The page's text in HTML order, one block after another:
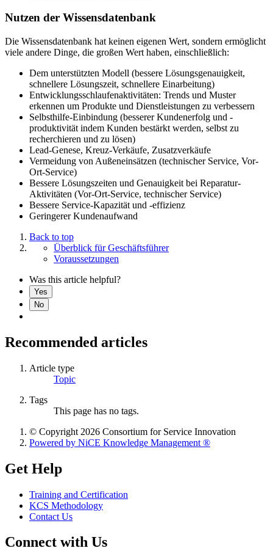
Nutzen der Wissensdatenbank
Die Wissensdatenbank hat keinen eigenen Wert, sondern ermöglicht
viele andere Dinge, die großen Wert haben, einschließlich:
Dem unterstützten Modell (bessere Lösungsgenauigkeit,
schnellere Lösungszeit, schnellere Einarbeitung)
Entwicklungsschlaufenaktivitäten: Trends und Muster
erkennen um Produkte und Dienstleistungen zu verbessern
Selbsthilfe-Einbindung (besserer Kundenerfolg und -
produktivität indem Kunden bestärkt werden, selbst zu
recherchieren und zu lösen)
Lead-Genese, Kreuz-Verkäufe, Zusatzverkäufe
Vermeidung von Außeneinsätzen (technischer Service, Vor-
Ort-Service)
Bessere Lösungszeiten und Genauigkeit bei Reparatur-
Aktivitäten (Vor-Ort-Service, technischer Service)
Bessere Service-Kapazität und -effizienz
Geringerer Kundenaufwand
Back to top
Überblick für Geschäftsführer
Voraussetzungen
Was this article helpful?
Yes
No
Recommended articles
Article type
Topic
Tags
This page has no tags.
© Copyright 2026 Consortium for Service Innovation
Powered by NiCE Knowledge Management ®
Get Help
Training and Certification
KCS Methodology
Contact Us
Connect with Us